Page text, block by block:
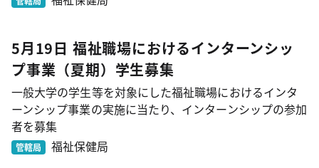
5月19日 福祉職場におけるインターンシッ
プ事業（夏期）学生募集
一般大学の学生等を対象にした福祉職場におけるインタ
ーンシップ事業の実施に当たり、インターンシップの参加
者を募集
管轄局 福祉保健局